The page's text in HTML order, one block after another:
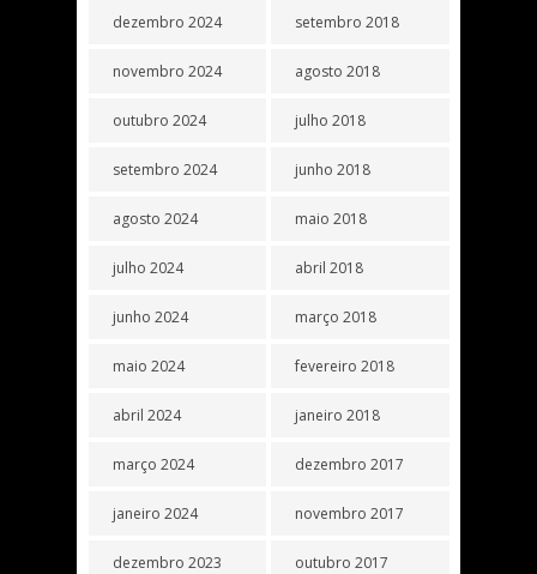
dezembro 2024
novembro 2024
outubro 2024
setembro 2024
agosto 2024
julho 2024
junho 2024
maio 2024
abril 2024
março 2024
janeiro 2024
dezembro 2023
setembro 2018
agosto 2018
julho 2018
junho 2018
maio 2018
abril 2018
março 2018
fevereiro 2018
janeiro 2018
dezembro 2017
novembro 2017
outubro 2017